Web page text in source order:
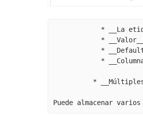
* __La
*
*
*
*